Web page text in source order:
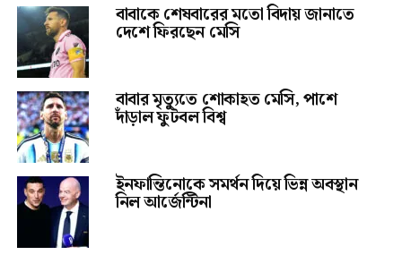
বাবাকে শেষবারের মতো বিদায় জানাতে
দেশে ফিরছেন মেসি
বাবার মৃত্যুতে শোকাহত মেসি, পাশে
দাঁড়াল ফুটবল বিশ্ব
ইনফান্তিনোকে সমর্থন দিয়ে ভিন্ন অবস্থান
নিল আর্জেন্টিনা